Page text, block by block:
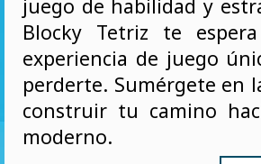
juego de habilidad y
Blocky Tetriz te
experiencia de juego
perderte. Sumérgete en
construir tu camino
moderno.